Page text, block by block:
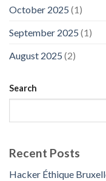
October 2025 (1)
September 2025 (1)
August 2025 (2)
Search
Recent Posts
Hacker Éthique